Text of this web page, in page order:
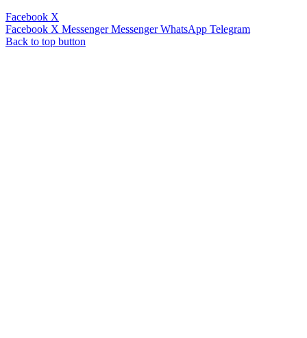
Facebook X
Facebook X Messenger Messenger WhatsApp Telegram
Back to top button